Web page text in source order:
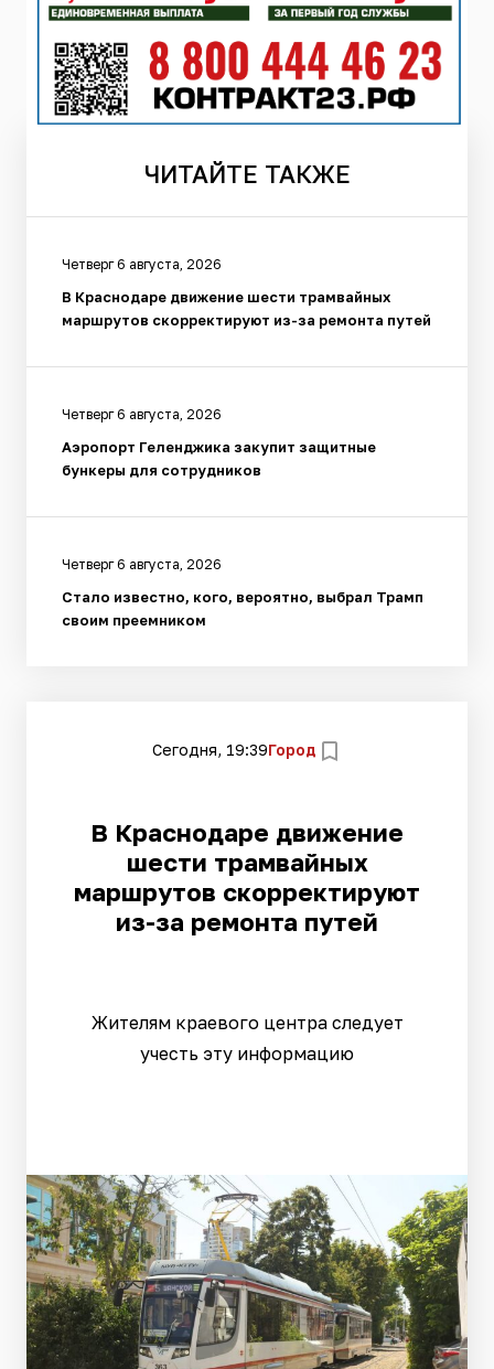
ЧИТАЙТЕ ТАКЖЕ
Четверг 6 августа, 2026
В Краснодаре движение шести трамвайных
маршрутов скорректируют из-за ремонта путей
Четверг 6 августа, 2026
Аэропорт Геленджика закупит защитные
бункеры для сотрудников
Четверг 6 августа, 2026
Стало известно, кого, вероятно, выбрал Трамп
своим преемником
Сегодня, 19:39Город
В Краснодаре движение
шести трамвайных
маршрутов скорректируют
из-за ремонта путей
Жителям краевого центра следует
учесть эту информацию